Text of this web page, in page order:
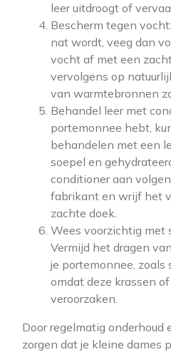
leer uitdroogt of
Bescherm tegen
nat wordt, veeg dan
vocht af met een
vervolgens op
van warmtebronnen
Behandel leer met
portemonnee hebt,
behandelen met een
soepel en
conditioner aan
fabrikant en wrijf het
zachte doek.
Wees voorzichtig met
Vermijd het dragen
je portemonnee, zoals
omdat deze krassen
veroorzaken.
Door regelmatig onderhoud
zorgen dat je kleine dames